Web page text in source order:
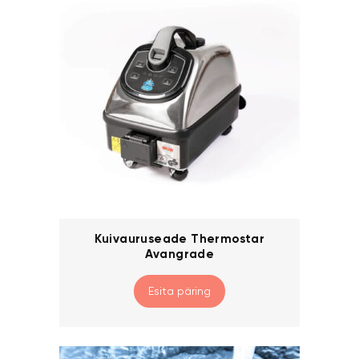
Kuivauruseade Thermostar
Avangrade
Esita päring
This